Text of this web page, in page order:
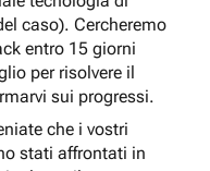
caso). Cercheremo
entro 15 giorni
per risolvere il
sui progressi.
che i vostri
stati affrontati in